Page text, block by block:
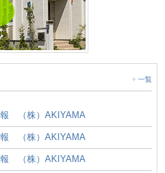
一覧
報 （株）AKIYAMA
報 （株）AKIYAMA
報 （株）AKIYAMA